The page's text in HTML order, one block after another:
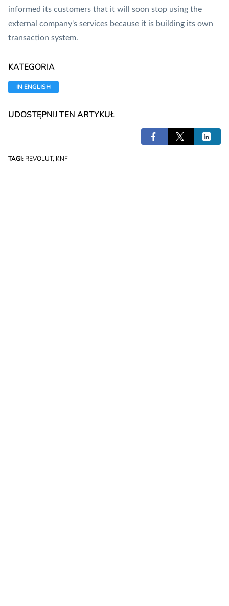
informed its customers that it will soon stop using the
external company's services because it is building its own
transaction system.
KATEGORIA
IN ENGLISH
UDOSTĘPNIJ TEN ARTYKUŁ
TAGI: REVOLUT, KNF